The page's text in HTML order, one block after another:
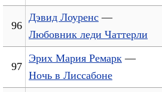
96
Дэвид Лоуренс —
Любовник леди Чаттерли
97
Эрих Мария Ремарк —
Ночь в Лиссабоне